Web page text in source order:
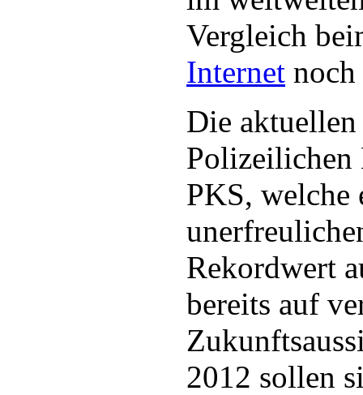
Vergleich
Internet
Die
PKS, welche
Rekordwert
bereits auf
2012 sollen